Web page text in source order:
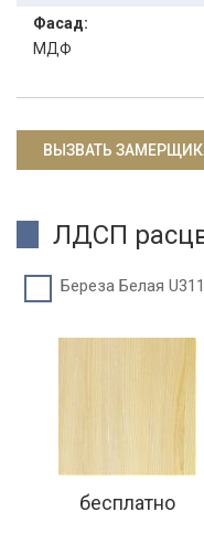
Фасад:
МДФ
ВЫЗВАТЬ
ЛДСП
Береза Белая
бесплатно